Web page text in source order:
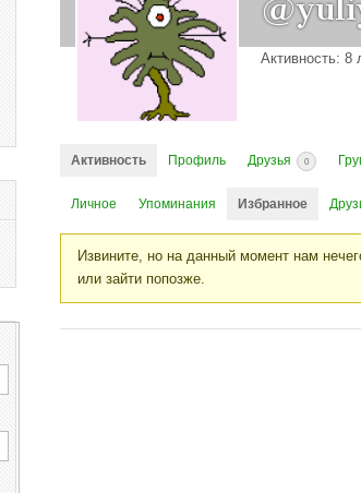
Активность: 8
Активность Профиль Друзья 0
Личное Упоминания Избранное
Извините, но на данный момент нам
или зайти попозже.